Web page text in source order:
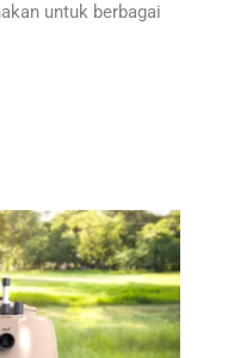
untuk berbagai